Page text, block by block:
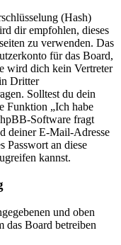
(Hash)
dir empfohlen, dieses
zu verwenden. Das
für das Board,
wird dich kein Vertreter
Dritter
Solltest du dein
Funktion „Ich habe
Software fragt
deiner E-Mail-Adresse
Passwort an diese
kannst.
und oben
das Board betreiben